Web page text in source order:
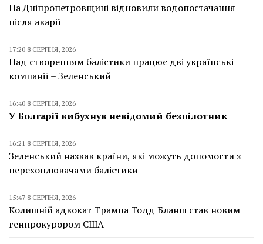
На Дніпропетровщині відновили водопостачання
після аварії
17:20 8 СЕРПНЯ, 2026
Над створенням балістики працює дві українські
компанії – Зеленський
16:40 8 СЕРПНЯ, 2026
У Болгарії вибухнув невідомий безпілотник
16:21 8 СЕРПНЯ, 2026
Зеленський назвав країни, які можуть допомогти з
перехоплювачами балістики
15:47 8 СЕРПНЯ, 2026
Колишній адвокат Трампа Тодд Бланш став новим
генпрокурором США